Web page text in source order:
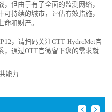
但由于有了全面的监测网络，
持续的城市，评估有效措施，
和财产。
，请扫码关注OTT HydroMet官
，通过OTT官微留下您的需求就